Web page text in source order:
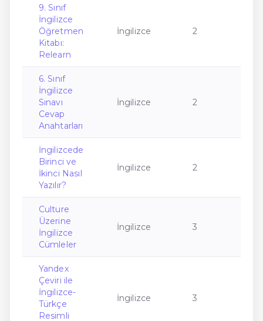
9. Sınıf
İngilizce
Öğretmen
Kitabı:
Relearn
İngilizce 2
6. Sınıf
İngilizce
Sınavı
Cevap
Anahtarları
İngilizce 2
İngilizcede
Birinci ve
İkinci Nasıl
Yazılır?
İngilizce 2
Culture
Üzerine
İngilizce
Cümleler
İngilizce 3
Yandex
Çeviri ile
İngilizce-
Türkçe
Resimli
İngilizce 3